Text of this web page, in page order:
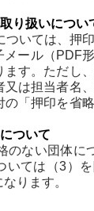
り扱いについ
いては、押印
ール（PDF
ます。ただし
又は担当者名
の「押印を省
ついて
ない団体に
いては（3）
ります。